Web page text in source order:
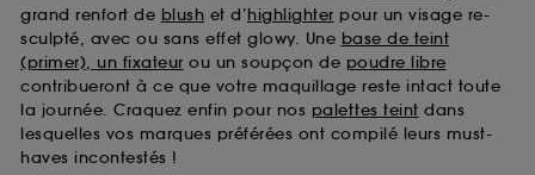
grand renfort de blush et d’highlighter pour un visage re-
sculpté, avec ou sans effet glowy. Une base de teint
(primer), un fixateur ou un soupçon de poudre libre
contribueront à ce que votre maquillage reste intact toute
la journée. Craquez enfin pour nos palettes teint dans
lesquelles vos marques préférées ont compilé leurs must-
haves incontestés !